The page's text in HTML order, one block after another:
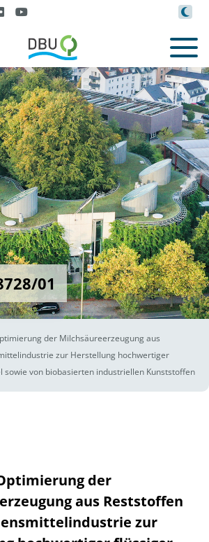
01
der Milchsäureerzeugung aus
zur Herstellung hochwertiger
von biobasierten industriellen Kunststoffen
der
aus Reststoffen
zur